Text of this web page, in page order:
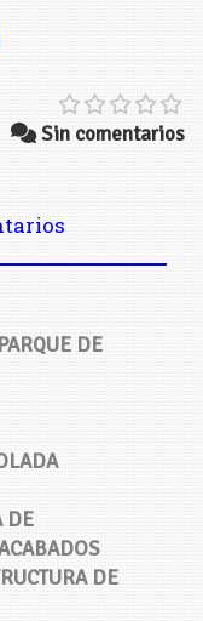
Sin comentarios
DE
DE
DE